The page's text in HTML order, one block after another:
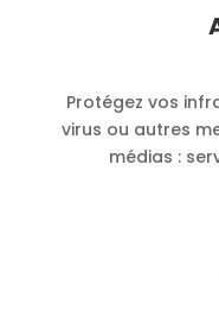
Protégez vos
virus ou autres
médias :